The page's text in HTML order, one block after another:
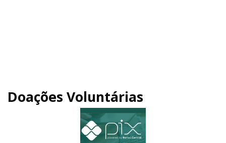
Doações Voluntárias